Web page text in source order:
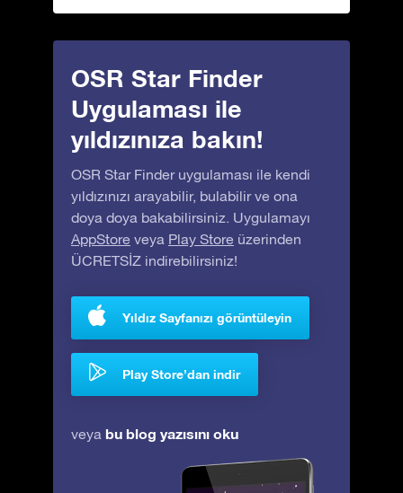
OSR Star Finder
Uygulaması ile
yıldızınıza bakın!
OSR Star Finder uygulaması ile kendi
yıldızınızı arayabilir, bulabilir ve ona
doya doya bakabilirsiniz. Uygulamayı
AppStore veya Play Store üzerinden
ÜCRETSİZ indirebilirsiniz!
Yıldız Sayfanızı görüntüleyin
Play Store’dan indir
veya bu blog yazısını oku